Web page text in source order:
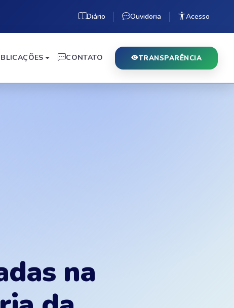
Diário Ouvidoria Acesso
CONTATO TRANSPARÊNCIA
na